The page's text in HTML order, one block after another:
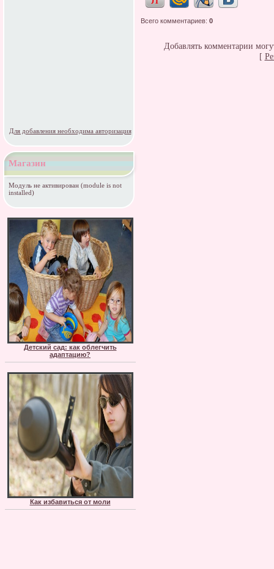
Всего комментариев: 0
Добавлять комментарии
[
Для добавления необходима авторизация
Магазин
Модуль не активирован (module is not
installed)
Детский сад: как облегчить
адаптацию?
Как избавиться от моли